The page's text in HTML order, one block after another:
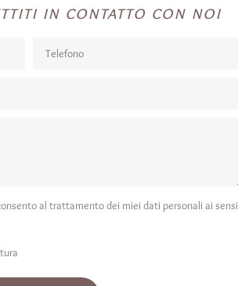
in contatto con noi
al trattamento dei miei dati personali ai sensi